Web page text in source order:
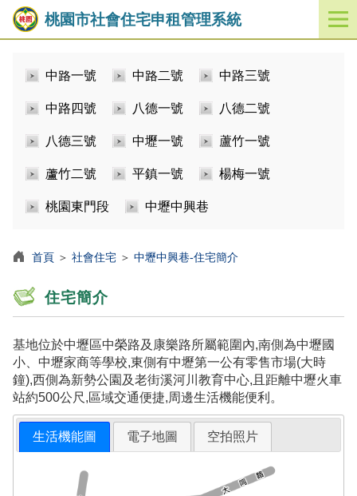
桃園市社會住宅申租管理系統
開
啟
中路一號 中路二號 中路三號
中路四號 八德一號 八德二號
八德三號 中壢一號 蘆竹一號
蘆竹二號 平鎮一號 楊梅一號
桃園東門段 中壢中興巷
首頁 ＞ 社會住宅 ＞ 中壢中興巷-住宅簡介
住宅簡介
基地位於中壢區中榮路及康樂路所屬範圍內,南側為中壢國
小、中壢家商等學校,東側有中壢第一公有零售市場(大時
鐘),西側為新勢公園及老街溪河川教育中心,且距離中壢火車
站約500公尺,區域交通便捷,周邊生活機能便利。
生活機能圖 電子地圖 空拍照片